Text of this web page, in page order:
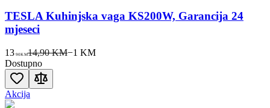
TESLA Kuhinjska vaga KS200W, Garancija 24
mjeseci
13 90KM14,90 KM−1 KM
Dostupno
Akcija